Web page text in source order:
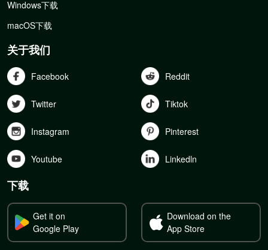
Windows下载
macOS下载
关于我们
Facebook Reddit
Twitter Tiktok
Instagram Pinterest
Youtube Linkedln
下载
Get it on
Google Play
Download on the
App Store